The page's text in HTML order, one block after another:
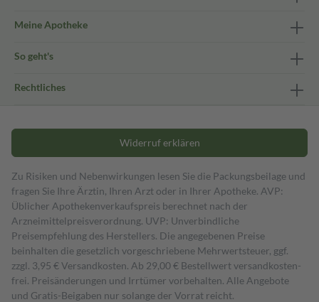
Meine Apotheke
So geht's
Rechtliches
Widerruf erklären
Zu Risiken und Nebenwirkungen lesen Sie die Packungsbeilage und
fragen Sie Ihre Ärztin, Ihren Arzt oder in Ihrer Apotheke. AVP:
Üblicher Apothekenverkaufspreis berechnet nach der
Arzneimittelpreisverordnung. UVP: Unverbindliche
Preisempfehlung des Herstellers. Die angegebenen Preise
beinhalten die gesetzlich vorgeschriebene Mehrwertsteuer, ggf.
zzgl. 3,95 € Versandkosten. Ab 29,00 € Bestell­wert versand­kosten­
frei. Preisänderungen und Irrtümer vorbehalten. Alle Angebote
und Gratis-Beigaben nur solange der Vorrat reicht.